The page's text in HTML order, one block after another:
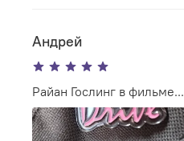
Андрей
Райан Гослинг в фильме...